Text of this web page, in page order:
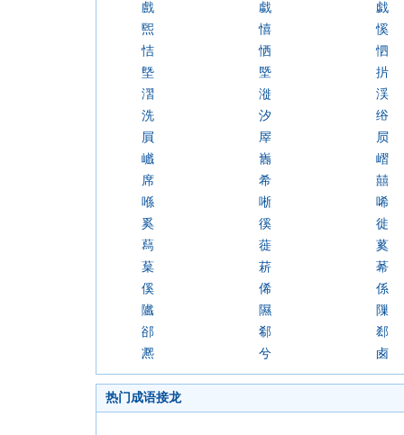
戲
戱
戯
煕
憘
慀
恄
恓
怬
墍
塈
扸
漝
漇
渓
洗
汐
绤
屓
屖
屃
巇
巂
嶍
席
希
囍
喺
唽
唏
奚
徯
徙
蕮
蓰
蒵
葈
菥
莃
傒
俙
係
隵
隰
隟
郤
郗
郄
凞
兮 卥
热门成语接龙